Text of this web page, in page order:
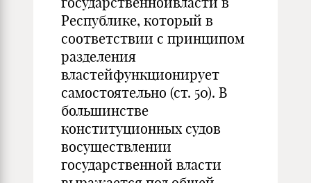
Республике, который в
соответствии с принципом
разделения
властейфункционирует
самостоятельно (ст. 50). В
большинстве
конституционных судов
восуществлении
государственной власти